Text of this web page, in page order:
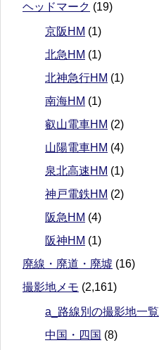
ヘッドマーク (19)
京阪HM (1)
北急HM (1)
北神急行HM (1)
南海HM (1)
叡山電車HM (2)
山陽電車HM (4)
泉北高速HM (1)
神戸電鉄HM (2)
阪急HM (4)
阪神HM (1)
廃線・廃道・廃墟 (16)
撮影地メモ (2,161)
a_路線別の撮影地一覧
中国・四国 (8)